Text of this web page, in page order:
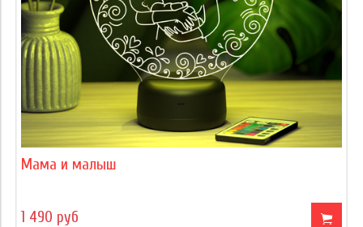
Мама и малыш
1 490 руб